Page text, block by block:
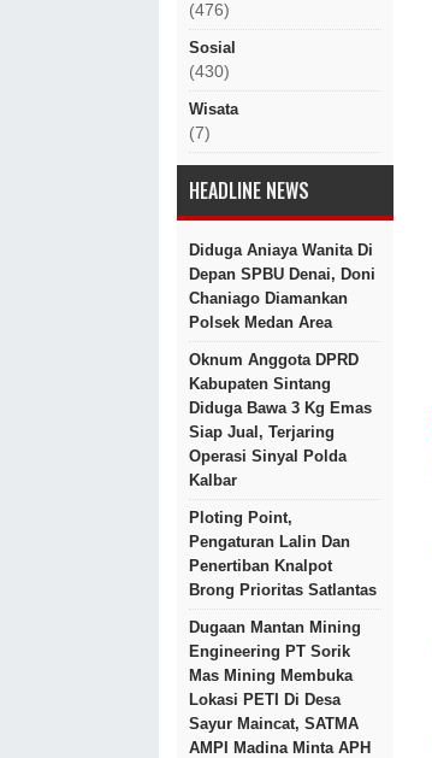
(476)
Sosial
(430)
Wisata
(7)
HEADLINE NEWS
Diduga Aniaya Wanita Di
Depan SPBU Denai, Doni
Chaniago Diamankan
Polsek Medan Area
Oknum Anggota DPRD
Kabupaten Sintang
Diduga Bawa 3 Kg Emas
Siap Jual, Terjaring
Operasi Sinyal Polda
Kalbar
Ploting Point,
Pengaturan Lalin Dan
Penertiban Knalpot
Brong Prioritas Satlantas
Dugaan Mantan Mining
Engineering PT Sorik
Mas Mining Membuka
Lokasi PETI Di Desa
Sayur Maincat, SATMA
AMPI Madina Minta APH